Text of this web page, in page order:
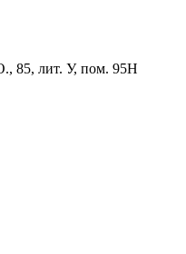
85, лит. У, пом. 95Н